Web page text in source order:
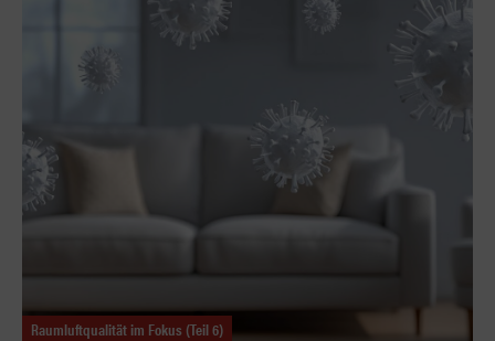
Raumluftqualität im Fokus (Teil 6)